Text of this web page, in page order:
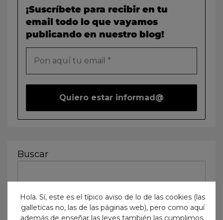
¡Suscríbete para recibir en tu
email todo lo que vayamos
publicando en nuestro blog!
Buscar
Hola. Sí, este es el típico aviso de lo de las cookies (las
galleticas no, las de las páginas web), pero como aquí
además de enseñar las leyes también las cumplimos,